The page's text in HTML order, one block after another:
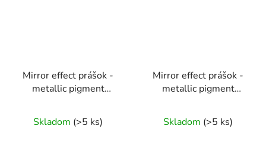
Mirror effect prášok -
metallic pigment
Skladom (>5 ks)
Mirror effect prášok -
metallic pigment
Skladom (>5 ks)